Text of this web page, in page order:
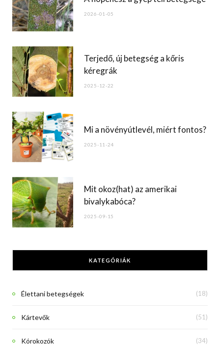
o
2026-01-05
Terjedő, új betegség a kőris
kéregrák
2025-12-22
Mi a növényútlevél, miért fontos?
2025-11-24
Mit okoz(hat) az amerikai
bivalykabóca?
2025-09-15
KATEGÓRIÁK
Élettani betegségek (18)
Kártevők (51)
Kórokozók (34)